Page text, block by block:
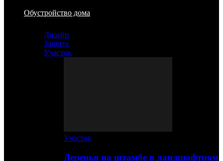
Обустройство дома
Дизайн
Защита
Участок
Участок
Деревья на штамбе в ландшафтном